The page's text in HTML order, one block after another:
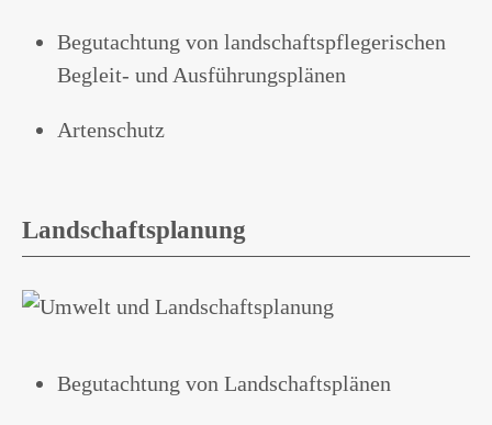
Begutachtung von landschaftspflegerischen
Begleit- und Ausführungsplänen
Artenschutz
Landschaftsplanung
Begutachtung von Landschaftsplänen